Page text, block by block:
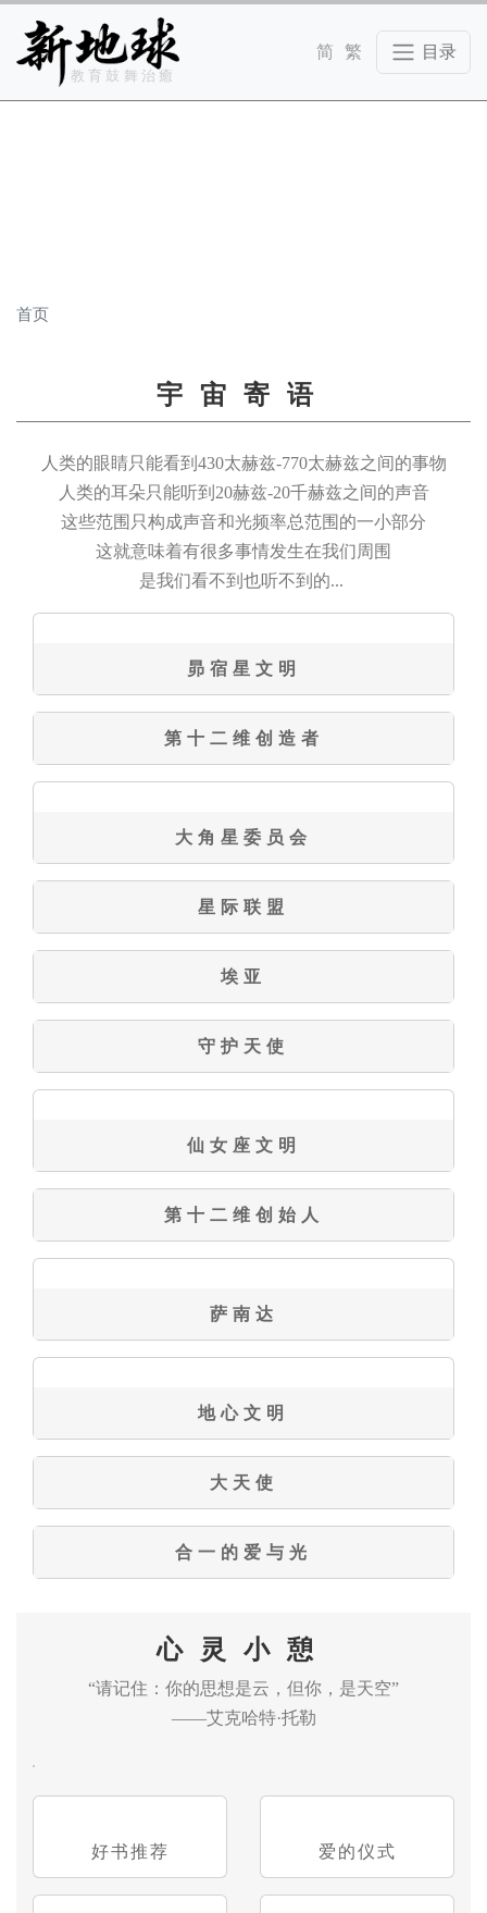
Skip to main content
教育鼓舞治癒
首页
宇宙寄语
人类的眼睛只能看到430太赫兹-770太赫兹之间的事物
人类的耳朵只能听到20赫兹-20千赫兹之间的声音
这些范围只构成声音和光频率总范围的一小部分
这就意味着有很多事情发生在我们周围
是我们看不到也听不到的...
昴宿星文明
第十二维创造者
大角星委员会
星际联盟
埃亚
守护天使
仙女座文明
第十二维创始人
萨南达
地心文明
大天使
合一的爱与光
心灵小憩
“请记住：你的思想是云，但你，是天空”
——艾克哈特·托勒
好书推荐 爱的仪式